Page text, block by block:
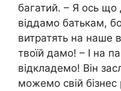
багатий. – Я ось
віддамо батькам,
витратять на наше
твоїй дамо! – І на
відкладемо! Він
можемо свій бізнес